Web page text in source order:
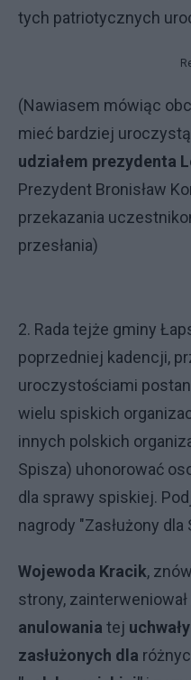
tych patriotycznych
(Nawiasem mówiąc
mieć bardziej
udziałem prezydenta
Prezydent Bronisław
przekazania
przesłania)
2. Rada tejże gminy
poprzedniej kadencji,
uroczystościami
wielu spiskich
innych polskich
Spisza) uhonorować
dla sprawy spiskiej.
nagrody "Zasłużony dla
Wojewoda Kracik,
strony, zainterweniował
anulowania tej
zasłużonych dla